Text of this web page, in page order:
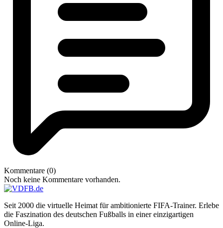
Kommentare (0)
Noch keine Kommentare vorhanden.
Seit 2000 die virtuelle Heimat für ambitionierte FIFA-Trainer. Erlebe
die Faszination des deutschen Fußballs in einer einzigartigen
Online-Liga.